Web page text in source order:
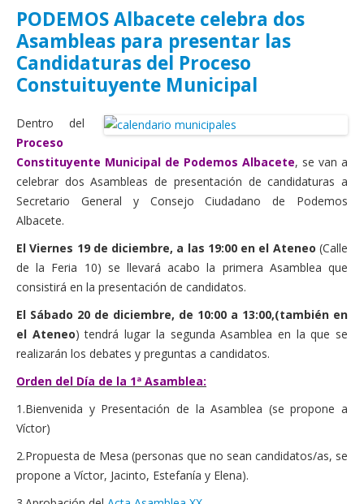
PODEMOS Albacete celebra dos
Asambleas para presentar las
Candidaturas del Proceso
Constuituyente Municipal
Dentro del
Proceso
Constituyente Municipal de Podemos Albacete, se van a
celebrar dos Asambleas de presentación de candidaturas a
Secretario General y Consejo Ciudadano de Podemos
Albacete.
El Viernes 19 de diciembre, a las 19:00 en el Ateneo (Calle
de la Feria 10) se llevará acabo la primera Asamblea que
consistirá en la presentación de candidatos.
El Sábado 20 de diciembre, de 10:00 a 13:00,(también en
el Ateneo) tendrá lugar la segunda Asamblea en la que se
realizarán los debates y preguntas a candidatos.
Orden del Día de la 1ª Asamblea:
1.Bienvenida y Presentación de la Asamblea (se propone a
Víctor)
2.Propuesta de Mesa (personas que no sean candidatos/as, se
propone a Víctor, Jacinto, Estefanía y Elena).